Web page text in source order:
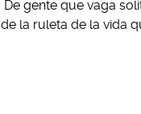
gente que vaga
la ruleta de la vida